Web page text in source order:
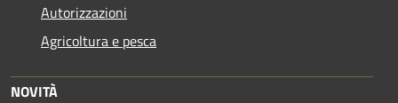
Autorizzazioni
Agricoltura e pesca
NOVITÀ